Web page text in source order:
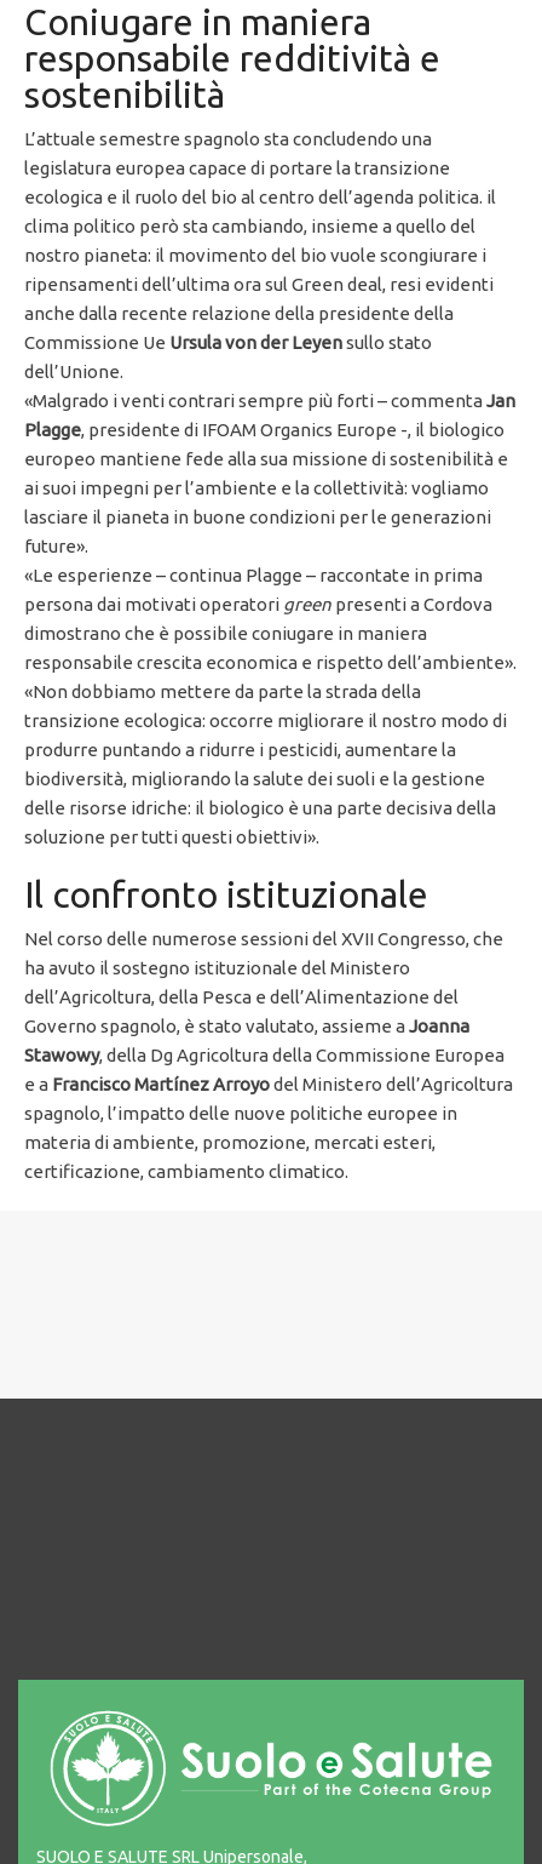
Coniugare in maniera
responsabile redditività e
sostenibilità
L’attuale semestre spagnolo sta concludendo una
legislatura europea capace di portare la transizione
ecologica e il ruolo del bio al centro dell’agenda politica. il
clima politico però sta cambiando, insieme a quello del
nostro pianeta: il movimento del bio vuole scongiurare i
ripensamenti dell’ultima ora sul Green deal, resi evidenti
anche dalla recente relazione della presidente della
Commissione Ue Ursula von der Leyensullo stato
dell’Unione.
«Malgrado i venti contrari sempre più forti – commentaJan
Plagge, presidente di IFOAM Organics Europe -, il biologico
europeo mantiene fede alla sua missione di sostenibilità e
ai suoi impegni per l’ambiente e la collettività: vogliamo
lasciare il pianeta in buone condizioni per le generazioni
future».
«Le esperienze – continua Plagge – raccontate in prima
persona dai motivati operatori green presenti a Cordova
dimostrano che è possibile coniugare in maniera
responsabile crescita economica e rispetto dell’ambiente».
«Non dobbiamo mettere da parte la strada della
transizione ecologica: occorre migliorare il nostro modo di
produrre puntando a ridurre i pesticidi, aumentare la
biodiversità, migliorando la salute dei suoli e la gestione
delle risorse idriche: il biologico è una parte decisiva della
soluzione per tutti questi obiettivi».
Il confronto istituzionale
Nel corso delle numerose sessioni del XVII Congresso, che
ha avuto il sostegno istituzionale del Ministero
dell’Agricoltura, della Pesca e dell’Alimentazione del
Governo spagnolo, è stato valutato, assieme aJoanna
Stawowy, della Dg Agricoltura della Commissione Europea
e a Francisco Martínez Arroyodel Ministero dell’Agricoltura
spagnolo, l’impatto delle nuove politiche europee in
materia di ambiente, promozione, mercati esteri,
certificazione, cambiamento climatico.
SUOLO E SALUTE SRL Unipersonale,